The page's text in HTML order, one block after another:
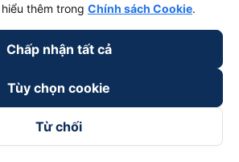
ở Tuy Hòa - Phú Yên: 20:56, 21:05
ở Cái Răng - Cần Thơ: 10:08, 10:17
từ Tuy Hòa - Phú Yên đi Cái Răng -
thêm trong Chính sách Cookie.
Chấp nhận tất cả
Tùy chọn cookie
Từ chối